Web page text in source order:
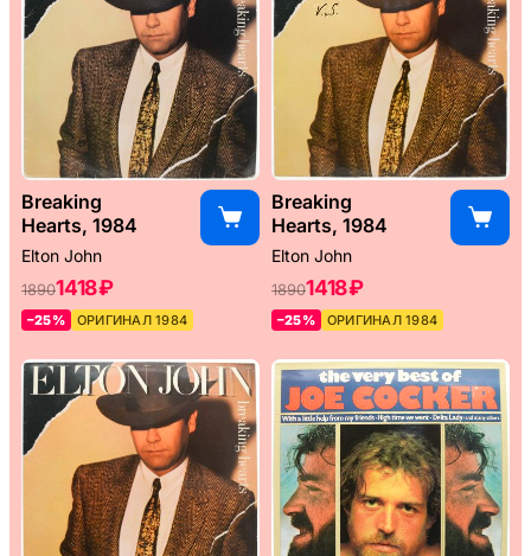
Breaking
Hearts, 1984
Elton John
18901418 ₽
–25% ОРИГИНАЛ 1984
Breaking
Hearts, 1984
Elton John
18901418 ₽
–25% ОРИГИНАЛ 1984